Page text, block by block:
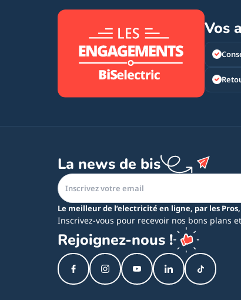
Vos
La news de bis
Le meilleur de l’electricité en ligne, par les
Inscrivez-vous pour recevoir nos bons plans
Rejoignez-nous !